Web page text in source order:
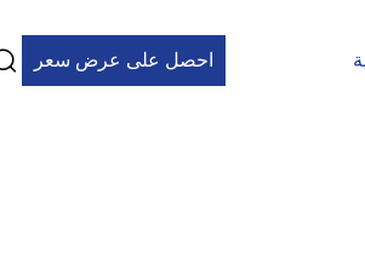
احصل على عرض سعر